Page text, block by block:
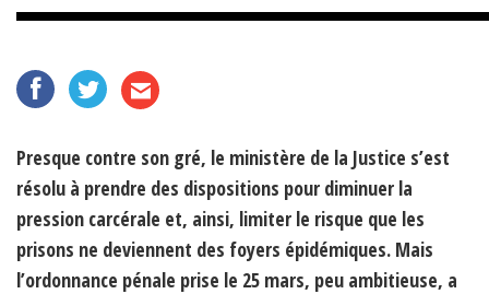
Presque contre son gré, le ministère de la Justice s’est
résolu à prendre des dispositions pour diminuer la
pression carcérale et, ainsi, limiter le risque que les
prisons ne deviennent des foyers épidémiques. Mais
l’ordonnance pénale prise le 25 mars, peu ambitieuse, a